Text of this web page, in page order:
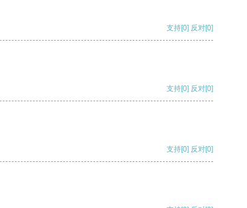
支持[0] 反对[0]
支持[0] 反对[0]
支持[0] 反对[0]